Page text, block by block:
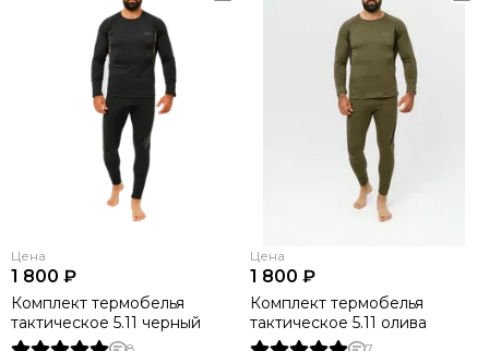
Цена
1 800 ₽
Комплект термобелья
тактическое 5.11 черный
Цена
1 800 ₽
Комплект термобелья
тактическое 5.11 олива